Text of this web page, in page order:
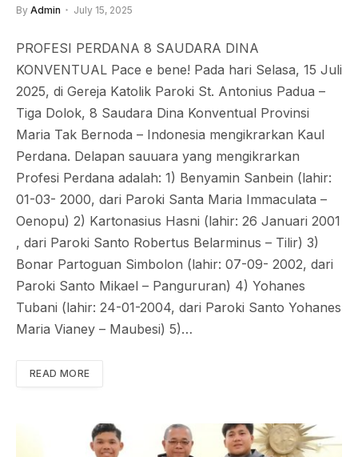
By Admin July 15, 2025
PROFESI PERDANA 8 SAUDARA DINA
KONVENTUAL Pace e bene! Pada hari Selasa, 15 Juli
2025, di Gereja Katolik Paroki St. Antonius Padua –
Tiga Dolok, 8 Saudara Dina Konventual Provinsi
Maria Tak Bernoda – Indonesia mengikrarkan Kaul
Perdana. Delapan sauuara yang mengikrarkan
Profesi Perdana adalah: 1) Benyamin Sanbein (lahir:
01-03- 2000, dari Paroki Santa Maria Immaculata –
Oenopu) 2) Kartonasius Hasni (lahir: 26 Januari 2001
, dari Paroki Santo Robertus Belarminus – Tilir) 3)
Bonar Partoguan Simbolon (lahir: 07-09- 2002, dari
Paroki Santo Mikael – Pangururan) 4) Yohanes
Tubani (lahir: 24-01-2004, dari Paroki Santo Yohanes
Maria Vianey – Maubesi) 5)…
READ MORE